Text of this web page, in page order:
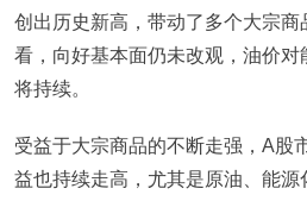
创出历史新高，带动了多个大宗
看，向好基本面仍未改观，油价
将持续。
受益于大宗商品的不断走强，A股
益也持续走高，尤其是原油、能源